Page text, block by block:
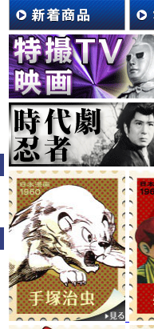
として、
8/1(土）の限定イベ
先生によるマンガ鼎
※展示会とは別会場
お申込み)との事で
展示会の広告画像は
お知らせTV番組『
に、南波健二先生が
たかを先生や劇画に
て気づいたこと。想
マンガショップ刊行
組内容とリンクす
ド』もぜひご一読く
戦後70年―。戦記漫
2015年7月新刊『黄